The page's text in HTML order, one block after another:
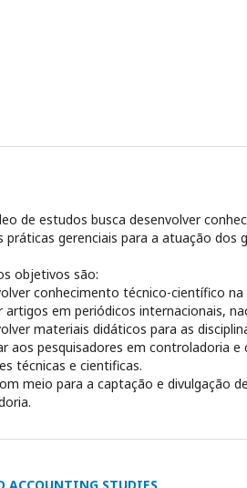
de estudos busca desenvolver
práticas gerenciais para a atuação dos
objetivos são:
conhecimento técnico-científico
artigos em periódicos internacionais,
materiais didáticos para as
aos pesquisadores em controladoria
técnicas e cientificas.
meio para a captação e divulgação